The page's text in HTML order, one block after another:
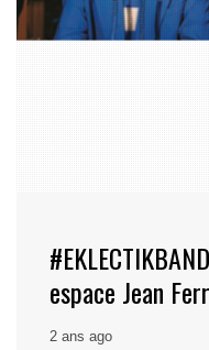
espace Jean
2 ans ago